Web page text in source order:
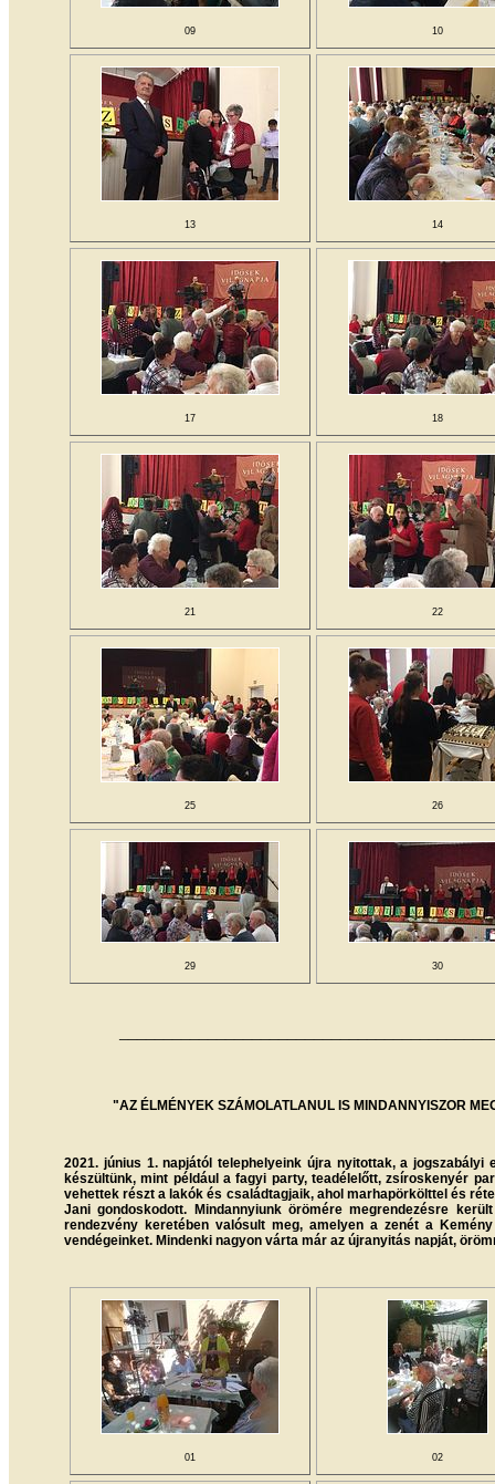
09 10
13 14
17 18
21 22
25 26
29 30
"AZ ÉLMÉNYEK SZÁMOLATLANUL IS MINDANNYISZOR
2021. június 1. napjától telephelyeink újra nyitottak, a
készültünk, mint például a fagyi party, teadélelőtt, zsíroskenyér
vehettek részt a lakók és családtagjaik, ahol marhapörkölttel és
Jani gondoskodott. Mindannyiunk örömére megrendezésre
rendezvény keretében valósult meg, amelyen a zenét a
vendégeinket. Mindenki nagyon várta már az újranyitás napját,
01 02